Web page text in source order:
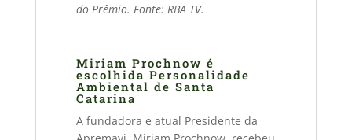
do Prêmio. Fonte: RBA TV.
Miriam Prochnow é
escolhida Personalidade
Ambiental de Santa
Catarina
A fundadora e atual Presidente da